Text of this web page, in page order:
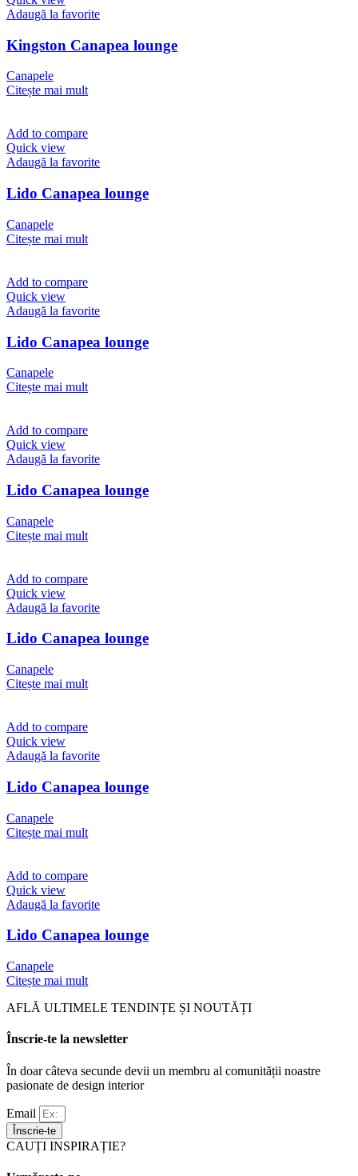
Adaugă la favorite
Kingston Canapea lounge
Canapele
Citește mai mult
Add to compare
Quick view
Adaugă la favorite
Lido Canapea lounge
Canapele
Citește mai mult
Add to compare
Quick view
Adaugă la favorite
Lido Canapea lounge
Canapele
Citește mai mult
Add to compare
Quick view
Adaugă la favorite
Lido Canapea lounge
Canapele
Citește mai mult
Add to compare
Quick view
Adaugă la favorite
Lido Canapea lounge
Canapele
Citește mai mult
Add to compare
Quick view
Adaugă la favorite
Lido Canapea lounge
Canapele
Citește mai mult
Add to compare
Quick view
Adaugă la favorite
Lido Canapea lounge
Canapele
Citește mai mult
AFLĂ ULTIMELE TENDINȚE ȘI NOUTĂȚI
Înscrie-te la newsletter
În doar câteva secunde devii un membru al comunității noastre
pasionate de design interior
Email
Înscrie-te
CAUȚI INSPIRAȚIE?